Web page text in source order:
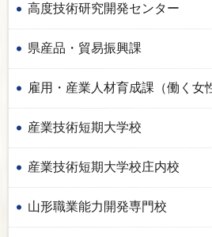
高度技術研究開発センター
県産品・貿易振興課
雇用・産業人材育成課（働く女
産業技術短期大学校
産業技術短期大学校庄内校
山形職業能力開発専門校